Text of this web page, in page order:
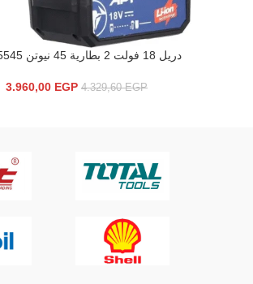
إضافة إلى السلة
دريل 18 فولت 2 بطارية 45 نيوتن DW15545
4.329,60EGP
3.960,00 EGP